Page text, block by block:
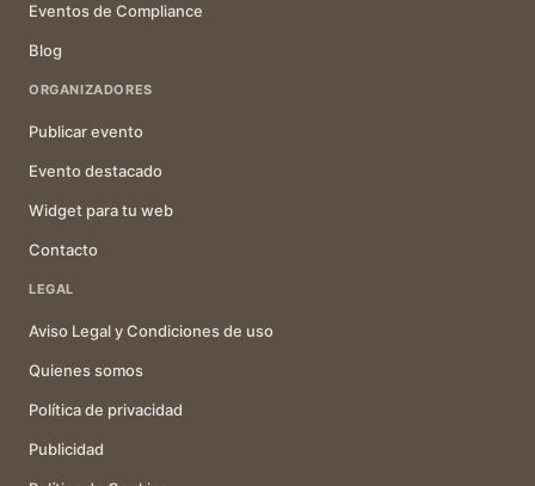
Eventos de Compliance
Blog
ORGANIZADORES
Publicar evento
Evento destacado
Widget para tu web
Contacto
LEGAL
Aviso Legal y Condiciones de uso
Quienes somos
Política de privacidad
Publicidad